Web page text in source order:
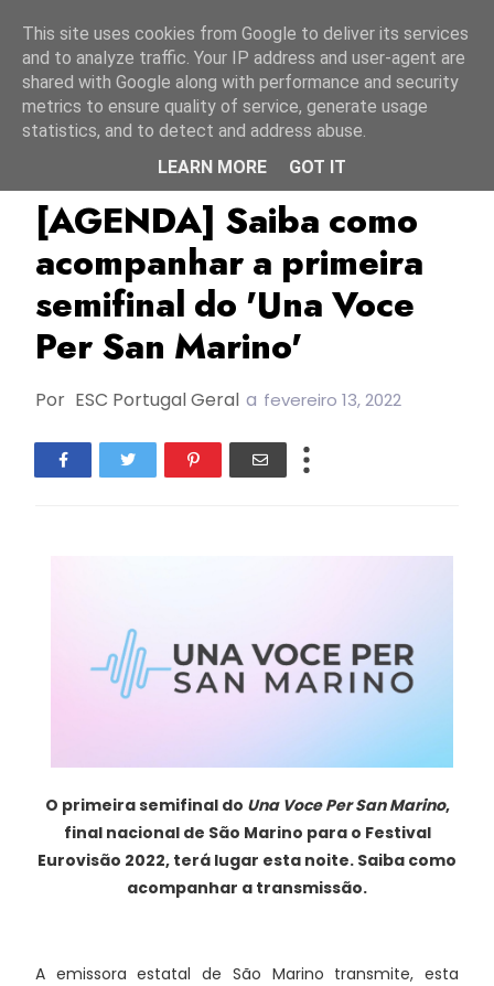
São Marino SMRTV
[AGENDA] Saiba como
acompanhar a primeira
semifinal do 'Una Voce
Per San Marino'
Por ESC Portugal Geral a fevereiro 13, 2022
O primeira semifinal do Una Voce Per San Marino,
final nacional de São Marino para o Festival
Eurovisão 2022, terá lugar esta noite. Saiba como
acompanhar a transmissão.
A emissora estatal de São Marino transmite, esta
This site uses cookies from Google to deliver its services
and to analyze traffic. Your IP address and user-agent are
shared with Google along with performance and security
metrics to ensure quality of service, generate usage
statistics, and to detect and address abuse.
LEARN MORE
GOT IT